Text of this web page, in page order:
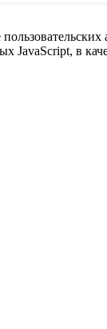
JavaScript, в